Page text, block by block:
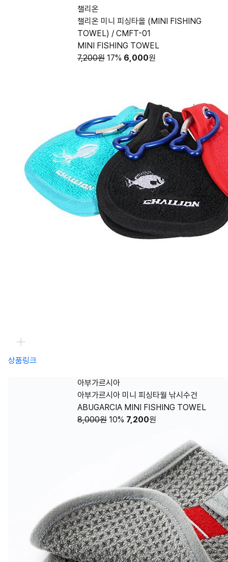
챌리온
챌리온 미니 피싱타올 (MINI FISHING
TOWEL) / CMFT-01
MINI FISHING TOWEL
7,200원 17% 6,000원
상품링크
아부가르시아
아부가르시아 미니 피싱타월 낚시수건
ABUGARCIA MINI FISHING TOWEL
8,000원 10% 7,200원